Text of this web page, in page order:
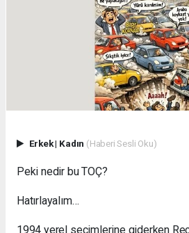
Erkek| Kadın (Haberi Sesli Oku)
Peki nedir bu TOÇ?
Hatırlayalım…
1994 yerel seçimlerine giderken